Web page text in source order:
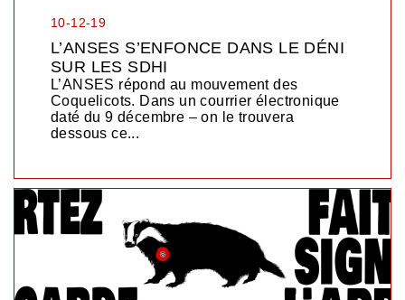
10-12-19
L’ANSES S’ENFONCE DANS LE DÉNI
SUR LES SDHI
L’ANSES répond au mouvement des
Coquelicots. Dans un courrier électronique
daté du 9 décembre – on le trouvera
dessous ce...